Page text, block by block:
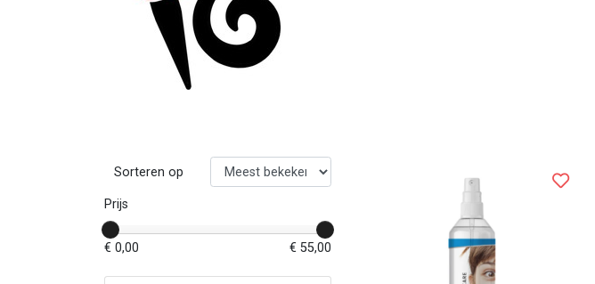
Sorteren op
Prijs
€ 0,00 € 55,00